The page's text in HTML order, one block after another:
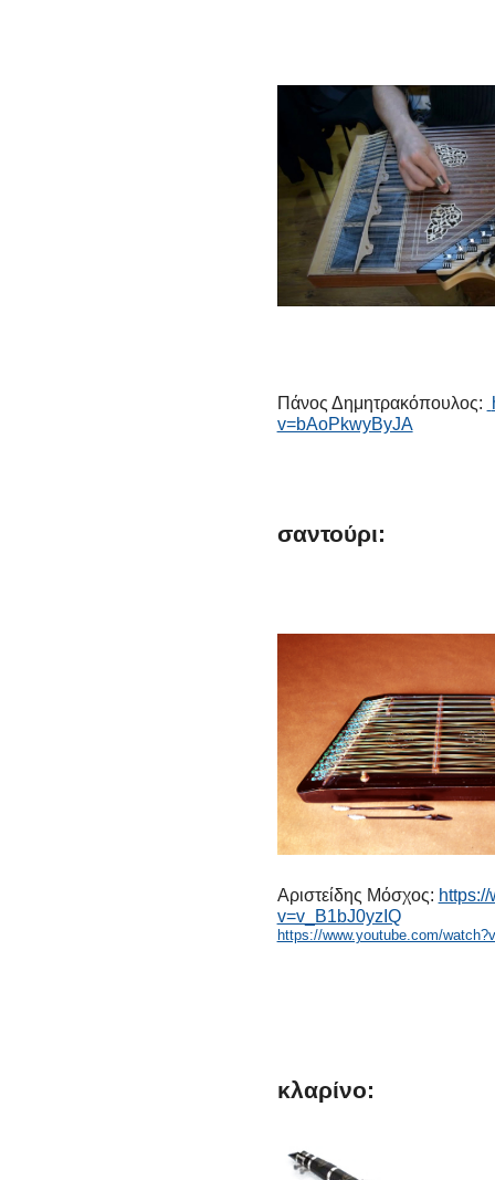
Πάνος Δημητρακόπουλος:
v=bAoPkwyByJA
σαντούρι:
Αριστείδης Μόσχος:
v=v_B1bJ0yzIQ
https://www.youtube.com/
κλαρίνο: